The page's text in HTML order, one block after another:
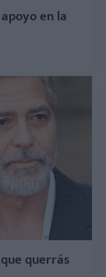
en la
querrás